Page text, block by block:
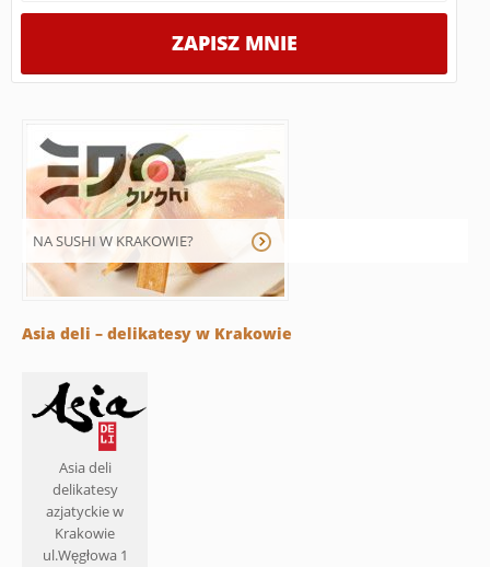
NA SUSHI W KRAKOWIE?
Asia deli – delikatesy w Krakowie
Asia deli
delikatesy
azjatyckie w
Krakowie
ul.Węgłowa 1